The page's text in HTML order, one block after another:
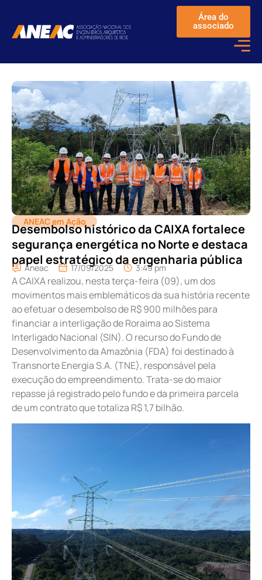
Área do
associado
ANEAC em Ação
Desembolso histórico da CAIXA fortalece
segurança energética no Norte e destaca
papel estratégico da engenharia pública
Aneac 17/09/2025 3:49 pm
A CAIXA realizou, nesta terça-feira (09), um dos
movimentos mais emblemáticos da sua história recente
ao efetuar o desembolso de R$ 900 milhões para
financiar a interligação de Roraima ao Sistema
Interligado Nacional (SIN). O recurso do Fundo de
Desenvolvimento da Amazônia (FDA) foi destinado à
Transnorte Energia S.A. (TNE), responsável pela
execução do empreendimento. Trata-se do maior
repasse já registrado pelo fundo e da primeira parcela
de um contrato que totaliza R$ 1,7 bilhão.